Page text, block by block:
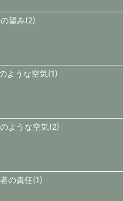
望み(2)
ような空気(1)
ような空気(2)
の責任(1)